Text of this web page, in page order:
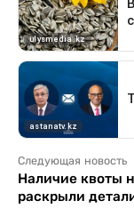
Следующая новость
Наличие квоты
раскрыли